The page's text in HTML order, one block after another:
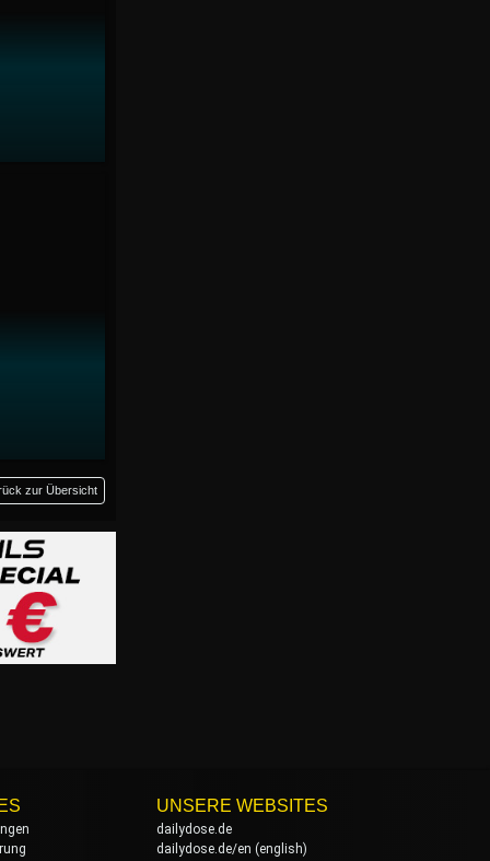
zur Übersicht
UNSERE WEBSITES
dailydose.de
dailydose.de/en (english)